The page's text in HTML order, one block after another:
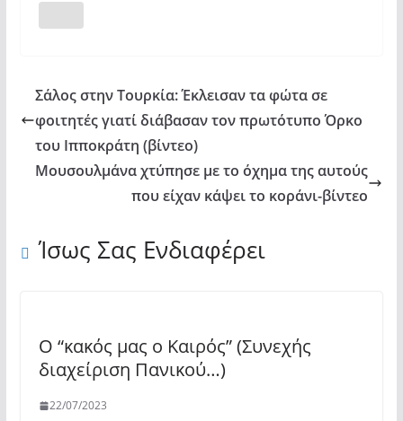
Σάλος στην Τουρκία: Έκλεισαν τα φώτα σε
φοιτητές γιατί διάβασαν τον πρωτότυπο Όρκο
του Ιπποκράτη (βίντεο)
Mουσουλμάνα χτύπησε με το όχημα της αυτούς
που είχαν κάψει το κοράνι-βίντεο
Ίσως Σας Ενδιαφέρει
Ο “κακός μας ο Καιρός” (Συνεχής
διαχείριση Πανικού…)
22/07/2023